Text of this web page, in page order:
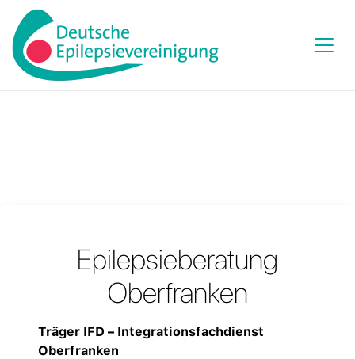
Epilepsieberatung
Oberfranken
Träger IFD – Integrationsfachdienst
Oberfranken